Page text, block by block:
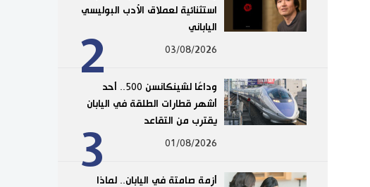
2
استثنائية لعملاق الأدب البوليسي
الياباني
03/08/2026
3
وداعًا لشينكانسن 500.. أحد
أشهر قطارات الطلقة في اليابان
يقترب من التقاعد
01/08/2026
أزمة صامتة في اليابان.. لماذا